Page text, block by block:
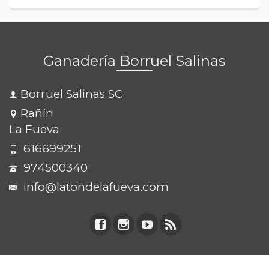
Ganadería Borruel Salinas
Borruel Salinas SC
Rañín
La Fueva
616699251
974500340
info@latondelafueva.com